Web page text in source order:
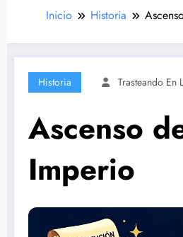
Inicio Historia
Historia Trasteando En
Ascenso
Imperio